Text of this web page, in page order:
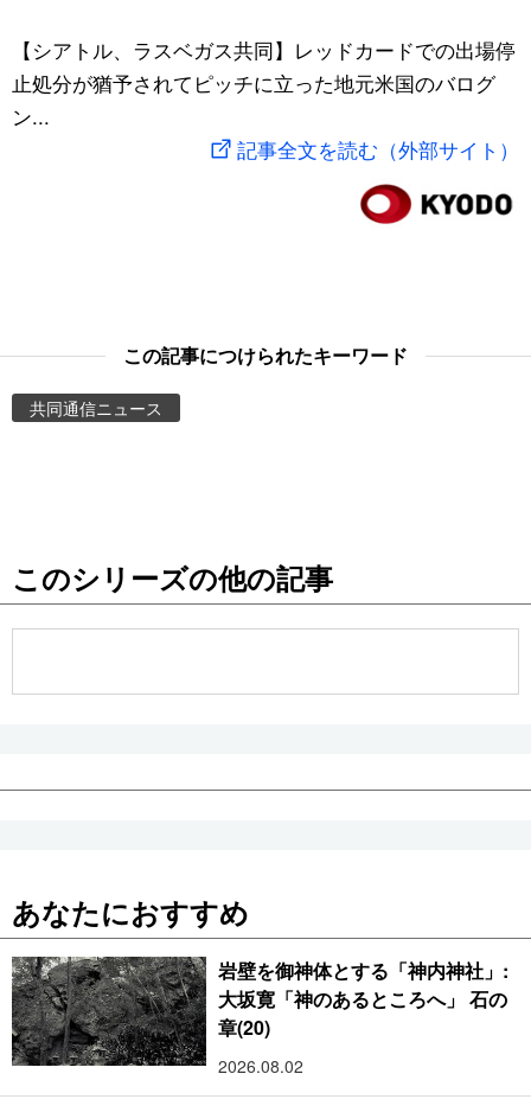
文化
動画/Live
People
スポーツ・東京2020
【シアトル、ラスベガス共同】レッドカードでの出場停
止処分が猶予されてピッチに立った地元米国のバログ
ン...
記事全文を読む（外部サイト）
この記事につけられたキーワード
共同通信ニュース
このシリーズの他の記事
あなたにおすすめ
岩壁を御神体とする「神内神社」:
大坂寛「神のあるところへ」 石の
章(20)
2026.08.02